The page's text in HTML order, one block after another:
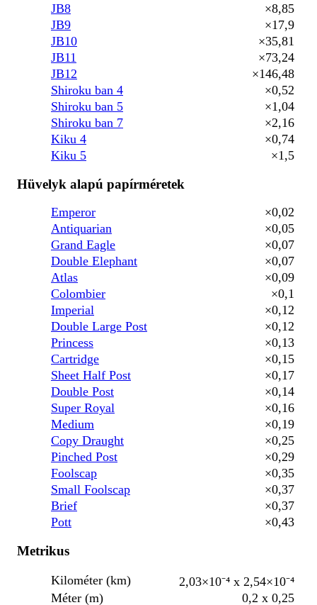
JB8
×8,85
JB9
×17,9
JB10
×35,81
JB11
×73,24
JB12
×146,48
Shiroku ban 4
×0,52
Shiroku ban 5
×1,04
Shiroku ban 7
×2,16
Kiku 4
×0,74
Kiku 5
×1,5
Hüvelyk alapú papírméretek
Emperor
×0,02
Antiquarian
×0,05
Grand Eagle
×0,07
Double Elephant
×0,07
Atlas
×0,09
Colombier
×0,1
Imperial
×0,12
Double Large Post
×0,12
Princess
×0,13
Cartridge
×0,15
Sheet Half Post
×0,17
Double Post
×0,14
Super Royal
×0,16
Medium
×0,19
Copy Draught
×0,25
Pinched Post
×0,29
Foolscap
×0,35
Small Foolscap
×0,37
Brief
×0,37
Pott
×0,43
Metrikus
Kilométer (km)
2,03×10⁻⁴ x 2,54×10⁻⁴
Méter (m)
0,2 x 0,25